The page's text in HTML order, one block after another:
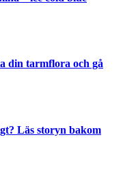
din tarmflora och gå
Läs storyn bakom